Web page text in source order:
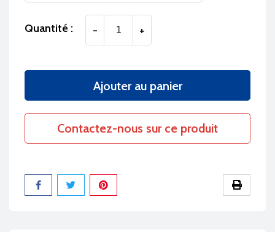
Quantité : - +
Ajouter au panier
Contactez-nous sur ce produit
Partager